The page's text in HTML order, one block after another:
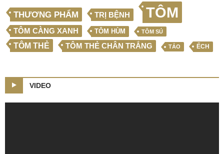
THƯƠNG PHẨM TRỊ BỆNH TÔM
TÔM CÀNG XANH TÔM HÙM TÔM SÚ
TÔM THẺ TÔM THẺ CHÂN TRẮNG TẢO ẾCH
VIDEO